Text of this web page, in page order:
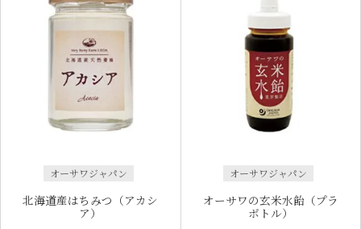
オーサワジャパン
北海道産はちみつ（アカシ
ア）
オーサワジャパン
オーサワの玄米水飴（プラ
ボトル）